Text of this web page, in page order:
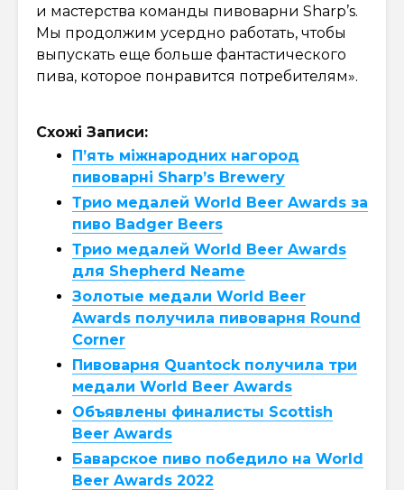
и мастерства команды пивоварни Sharp’s.
Мы продолжим усердно работать, чтобы
выпускать еще больше фантастического
пива, которое понравится потребителям».
Схожі Записи:
П’ять міжнародних нагород
пивоварні Sharp’s Brewery
Трио медалей World Beer Awards за
пиво Badger Beers
Трио медалей World Beer Awards
для Shepherd Neame
Золотые медали World Beer
Awards получила пивоварня Round
Corner
Пивоварня Quantock получила три
медали World Beer Awards
Объявлены финалисты Scottish
Beer Awards
Баварское пиво победило на World
Beer Awards 2022